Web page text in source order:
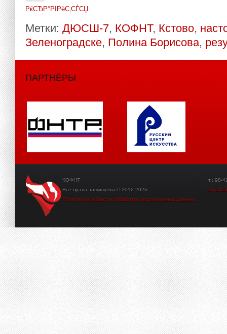
РќСЂР°РІРёС‚СЃСЏ
Метки: ДЮСШ-7, КОФНТ, Кстово,
Зеленоградске, Полина Борисова,
ПАРТНЁРЫ
КОФНТ
Все права защищены © 2012-2026
Политика в области обработки персональных данных
т.: 98-41-